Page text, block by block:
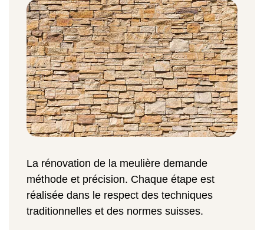
La rénovation de la meulière demande
méthode et précision. Chaque étape est
réalisée dans le respect des techniques
traditionnelles et des normes suisses.